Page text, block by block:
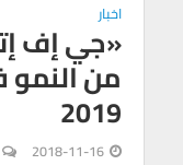
اخبار
«جي إف
من النمو
2019
2018-11-16